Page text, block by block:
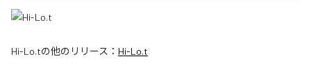
Hi-Lo.tの他のリリース： Hi-Lo.t